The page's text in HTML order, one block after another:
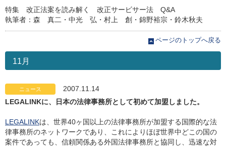
特集 改正法案を読み解く 改正サービサー法 Q&A
執筆者：森 真二・中光 弘・村上 創・錦野裕宗・鈴木秋夫
ページのトップへ戻る
11月
ニュース
2007.11.14
LEGALINKに、日本の法律事務所として初めて加盟しました。
LEGALINKは、世界40ヶ国以上の法律事務所が加盟する国際的な法
律事務所のネットワークであり、これによりほぼ世界中どこの国の
案件であっても、信頼関係ある外国法律事務所と協同し、迅速な対